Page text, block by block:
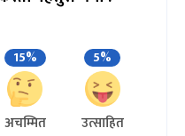
15%
अचम्मित
5%
उत्साहित